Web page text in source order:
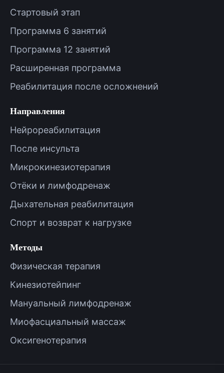
Стартовый этап
Программа 6 занятий
Программа 12 занятий
Расширенная программа
Реабилитация после осложнений
Направления
Нейрореабилитация
После инсульта
Микрокинезиотерапия
Отёки и лимфодренаж
Дыхательная реабилитация
Спорт и возврат к нагрузке
Методы
Физическая терапия
Кинезиотейпинг
Мануальный лимфодренаж
Миофасциальный массаж
Оксигенотерапия